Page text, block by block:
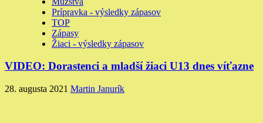
Prípravka - výsledky zápasov
TOP
Zápasy
Žiaci - výsledky zápasov
VIDEO: Dorastenci a mladší žiaci U13 dnes víťazne
28. augusta 2021 Martin Janurík